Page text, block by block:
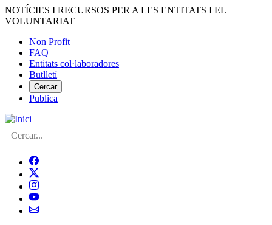
Vés
al
NOTÍCIES I RECURSOS PER A LES ENTITATS I EL
VOLUNTARIAT
Menú
del
compte
d'usuari
Non Profit
FAQ
Entitats col·laboradores
Butlletí
Cercar
Publica
Cerca